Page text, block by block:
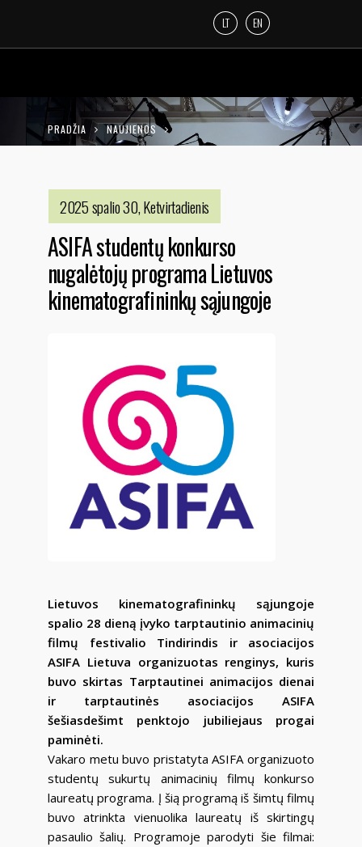
LT EN
PRADŽIA NAUJIENOS
PROGRAMA LIETUVOS KINEMATOGRAFININKŲ
SĄJUNGOJE
2025 spalio 30, Ketvirtadienis
ASIFA studentų konkurso
nugalėtojų programa Lietuvos
kinematografininkų sąjungoje
Lietuvos kinematografininkų sąjungoje
spalio 28 dieną įvyko tarptautinio animacinių
filmų festivalio Tindirindis ir asociacijos
ASIFA Lietuva organizuotas renginys, kuris
buvo skirtas Tarptautinei animacijos dienai
ir tarptautinės asociacijos ASIFA
šešiasdešimt penktojo jubiliejaus progai
paminėti.
Vakaro metu buvo pristatyta ASIFA organizuoto
studentų sukurtų animacinių filmų konkurso
laureatų programa. Į šią programą iš šimtų filmų
buvo atrinkta vienuolika laureatų iš skirtingų
pasaulio šalių. Programoje parodyti šie filmai: